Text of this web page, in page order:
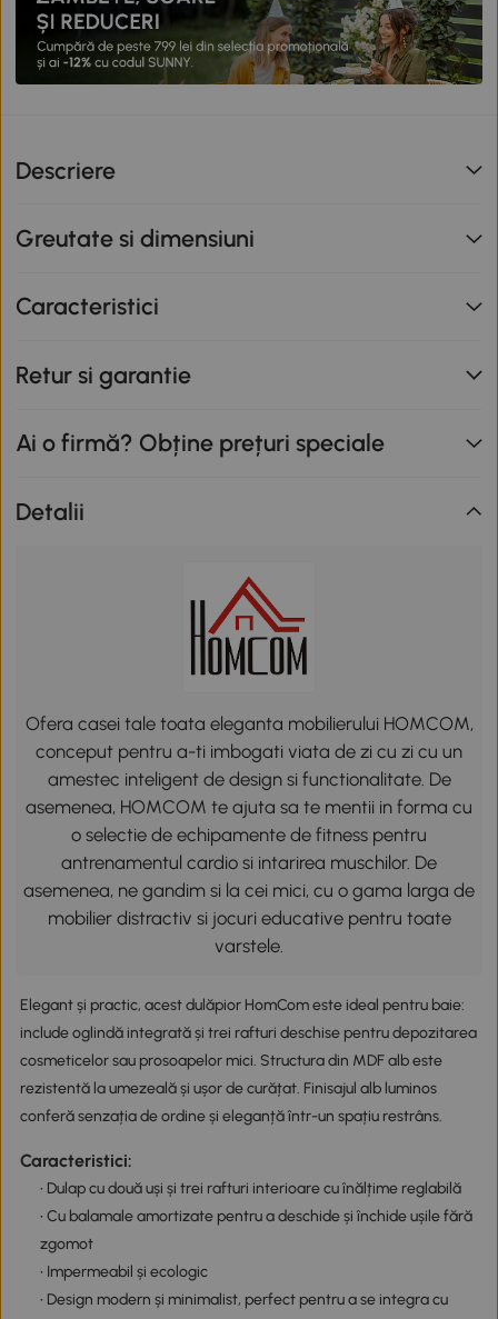
Descriere
Greutate si dimensiuni
Caracteristici
Retur si garantie
Ai o firmă? Obține prețuri speciale
Detalii
Ofera casei tale toata eleganta mobilierului HOMCOM,
conceput pentru a-ti imbogati viata de zi cu zi cu un
amestec inteligent de design si functionalitate. De
asemenea, HOMCOM te ajuta sa te mentii in forma cu
o selectie de echipamente de fitness pentru
antrenamentul cardio si intarirea muschilor. De
asemenea, ne gandim si la cei mici, cu o gama larga de
mobilier distractiv si jocuri educative pentru toate
varstele.
Elegant și practic, acest dulăpior HomCom este ideal pentru baie:
include oglindă integrată și trei rafturi deschise pentru depozitarea
cosmeticelor sau prosoapelor mici. Structura din MDF alb este
rezistentă la umezeală și ușor de curățat. Finisajul alb luminos
conferă senzația de ordine și eleganță într-un spațiu restrâns.
Caracteristici:
• Dulap cu două uși și trei rafturi interioare cu înălțime reglabilă
• Cu balamale amortizate pentru a deschide și închide ușile fără
zgomot
• Impermeabil și ecologic
• Design modern și minimalist, perfect pentru a se integra cu